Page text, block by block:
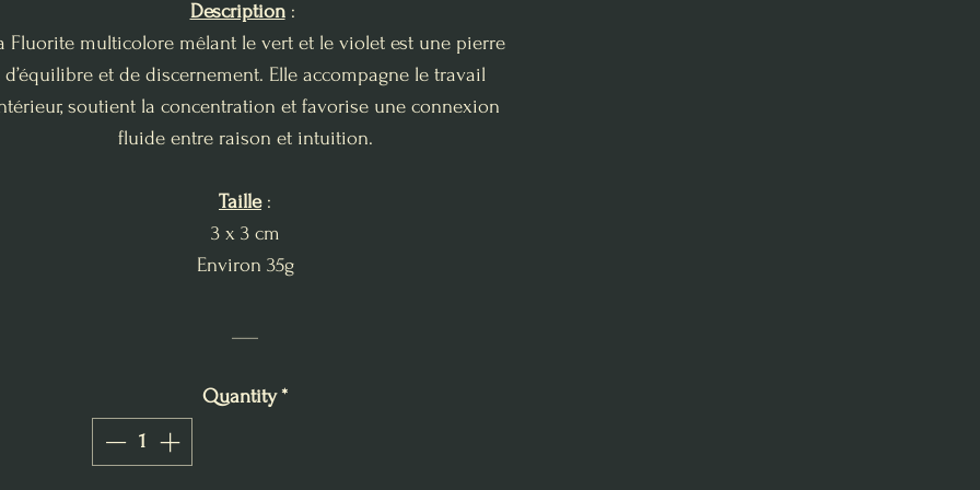
Description:
Fluorite multicolore mêlant le vert et le violet est une pierre
d’équilibre et de discernement. Elle accompagne le travail
soutient la concentration et favorise une connexion
fluide entre raison et intuition.
Taille:
3 x 3 cm
Environ 35g
Quantity*